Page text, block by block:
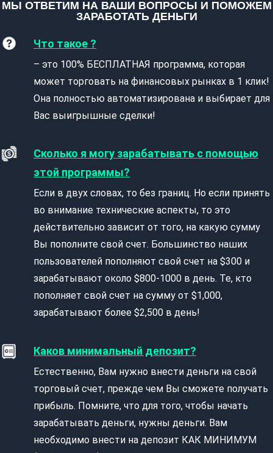
МЫ ОТВЕТИМ НА ВАШИ ВОПРОСЫ И ПОМОЖЕМ
ЗАРАБОТАТЬ ДЕНЬГИ
Что такое ?
– это 100% БЕСПЛАТНАЯ программа, которая
может торговать на финансовых рынках в 1 клик!
Она полностью автоматизирована и выбирает для
Вас выигрышные сделки!
Сколько я могу зарабатывать с помощью
этой программы?
Если в двух словах, то без границ. Но если принять
во внимание технические аспекты, то это
действительно зависит от того, на какую сумму
Вы пополните свой счет. Большинство наших
пользователей пополняют свой счет на $300 и
зарабатывают около $800-1000 в день. Те, кто
пополняет свой счет на сумму от $1,000,
зарабатывают более $2,500 в день!
Каков минимальный депозит?
Естественно, Вам нужно внести деньги на свой
торговый счет, прежде чем Вы сможете получать
прибыль. Помните, что для того, чтобы начать
зарабатывать деньги, нужны деньги. Вам
необходимо внести на депозит КАК МИНИМУМ